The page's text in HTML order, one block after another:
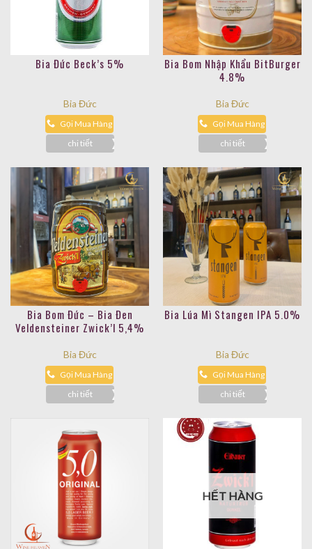
Bia Đức Beck’s 5%
Bia Đức
Gọi Mua Hàng
chi tiết
Bia Bom Nhập Khẩu BitBurger
4.8%
Bia Đức
Gọi Mua Hàng
chi tiết
Bia Bom Đức – Bia Đen
Veldensteiner Zwick’l 5,4%
Bia Đức
Gọi Mua Hàng
chi tiết
Bia Lúa Mì Stangen IPA 5.0%
Bia Đức
Gọi Mua Hàng
chi tiết
HẾT HÀNG